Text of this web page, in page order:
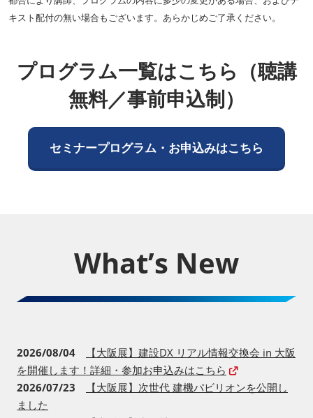
だきます。
都合により講師、プログラムの内容に多少の変更がある場合、およびテ
プログラム一覧はこちら（聴講
無料／事前申込制）
セミナープログラム・お申込みはこちら
What’s New
2026/08/04【大阪展】建設DX リアル情報交換会 in 大阪
を開催します！詳細・参加お申込みはこちら
2026/07/23